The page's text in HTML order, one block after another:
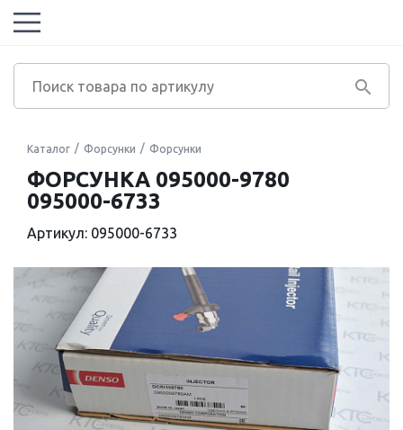
Каталог Форсунки Форсунки
ФОРСУНКА 095000-9780
095000-6733
Артикул: 095000-6733